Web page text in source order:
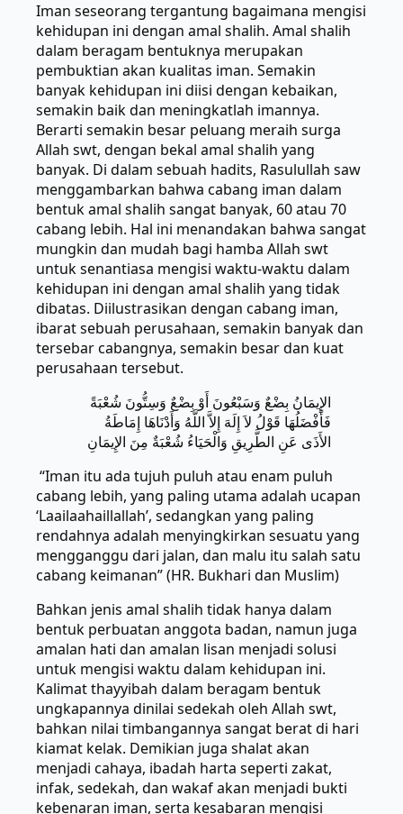
Iman seseorang tergantung bagaimana mengisi
kehidupan ini dengan amal shalih. Amal shalih
dalam beragam bentuknya merupakan
pembuktian akan kualitas iman. Semakin
banyak kehidupan ini diisi dengan kebaikan,
semakin baik dan meningkatlah imannya.
Berarti semakin besar peluang meraih surga
Allah swt, dengan bekal amal shalih yang
banyak. Di dalam sebuah hadits, Rasulullah saw
menggambarkan bahwa cabang iman dalam
bentuk amal shalih sangat banyak, 60 atau 70
cabang lebih. Hal ini menandakan bahwa sangat
mungkin dan mudah bagi hamba Allah swt
untuk senantiasa mengisi waktu-waktu dalam
kehidupan ini dengan amal shalih yang tidak
dibatas. Diilustrasikan dengan cabang iman,
ibarat sebuah perusahaan, semakin banyak dan
tersebar cabangnya, semakin besar dan kuat
perusahaan tersebut.
الإِيمَانُ بِضْعٌ وَسَبْعُونَ أَوْ بِضْعٌ وَسِتُّونَ شُعْبَةً
فَأَفْضَلُهَا قَوْلُ لاَ إِلَهَ إِلاَّ اللَّهُ وَأَدْنَاهَا إِمَاطَةُ
الأَذَى عَنِ الطَّرِيقِ وَالْحَيَاءُ شُعْبَةٌ مِنَ الإِيمَانِ
“Iman itu ada tujuh puluh atau enam puluh
cabang lebih, yang paling utama adalah ucapan
‘Laailaahaillallah’, sedangkan yang paling
rendahnya adalah menyingkirkan sesuatu yang
mengganggu dari jalan, dan malu itu salah satu
cabang keimanan” (HR. Bukhari dan Muslim)
Bahkan jenis amal shalih tidak hanya dalam
bentuk perbuatan anggota badan, namun juga
amalan hati dan amalan lisan menjadi solusi
untuk mengisi waktu dalam kehidupan ini.
Kalimat thayyibah dalam beragam bentuk
ungkapannya dinilai sedekah oleh Allah swt,
bahkan nilai timbangannya sangat berat di hari
kiamat kelak. Demikian juga shalat akan
menjadi cahaya, ibadah harta seperti zakat,
infak, sedekah, dan wakaf akan menjadi bukti
kebenaran iman, serta kesabaran mengisi